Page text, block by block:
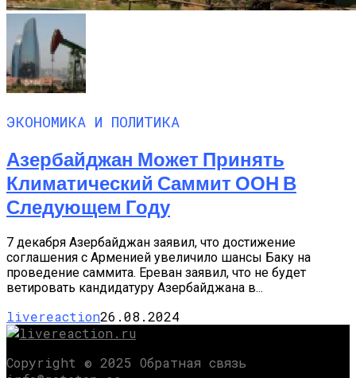
ЭКОНОМИКА И ПОЛИТИКА
Азербайджан Может Принять
Климатический Саммит ООН В
Следующем Году
7 декабря Азербайджан заявил, что достижение
соглашения с Арменией увеличило шансы Баку на
проведение саммита. Ереван заявил, что не будет
ветировать кандидатуру Азербайджана в...
livereaction26.08.2024
Copyright © 2025 Обратная связь